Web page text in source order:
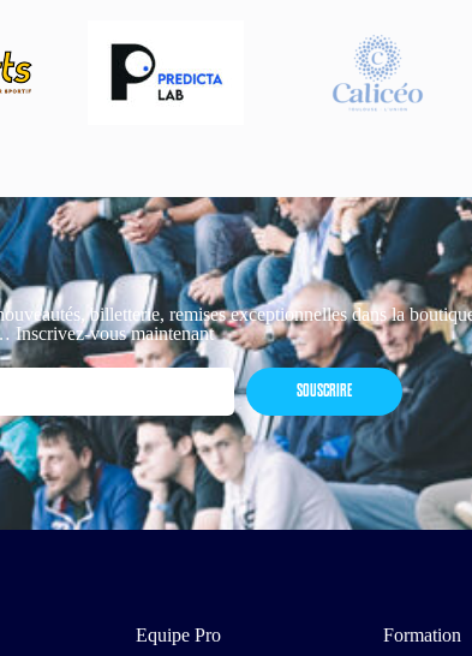
billetterie, remises exceptionnelles dans la
Inscrivez-vous maintenant
SOUSCRIRE
Equipe Pro Formation